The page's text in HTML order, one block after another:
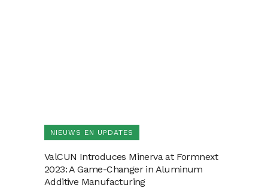
NIEUWS EN UPDATES
ValCUN Introduces Minerva at Formnext
2023: A Game-Changer in Aluminum
Additive Manufacturing